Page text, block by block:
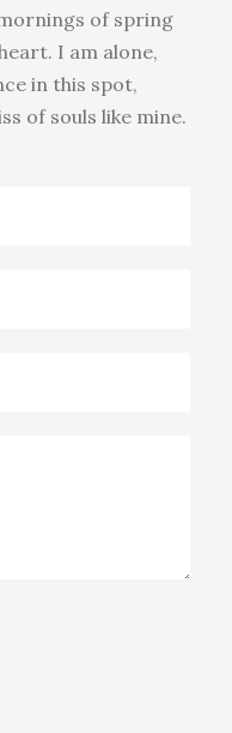
of spring
I am alone,
in this spot,
of souls like mine.